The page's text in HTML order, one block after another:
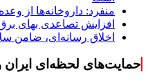
منفرد: داروخانه‌ها از
افزایش تصاعدی بهای
اخلاق رسانه‌ای، ضامن
حمایت‌های لحظه‌ای ایران